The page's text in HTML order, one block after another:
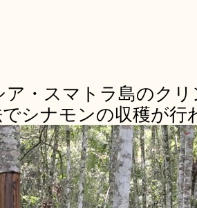
ア・スマトラ島のク
シナモンの収穫が行